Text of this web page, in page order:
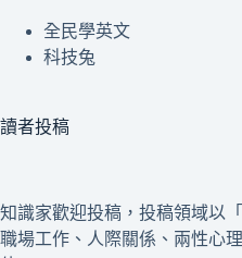
全民學英文
科技兔
讀者投稿
知識家歡迎投稿，投稿領域以
職場工作、人際關係、兩性心